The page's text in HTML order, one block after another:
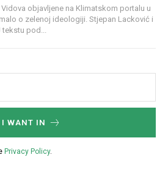
objavljene na Klimatskom portalu u
ideologiji. Stjepan Lacković i
Jurina, 4.2.2024. U tekstu pod...
I WANT IN
Privacy Policy.